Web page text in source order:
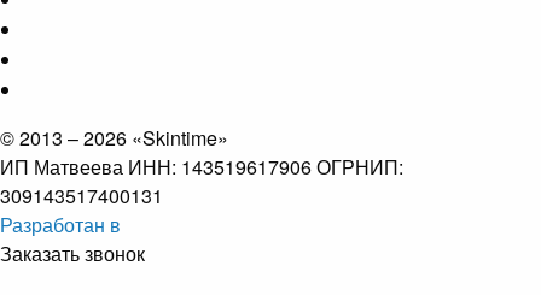
© 2013 – 2026 «Skintime»
ИП Матвеева ИНН: 143519617906 ОГРНИП:
309143517400131
Разработан в
Заказать звонок